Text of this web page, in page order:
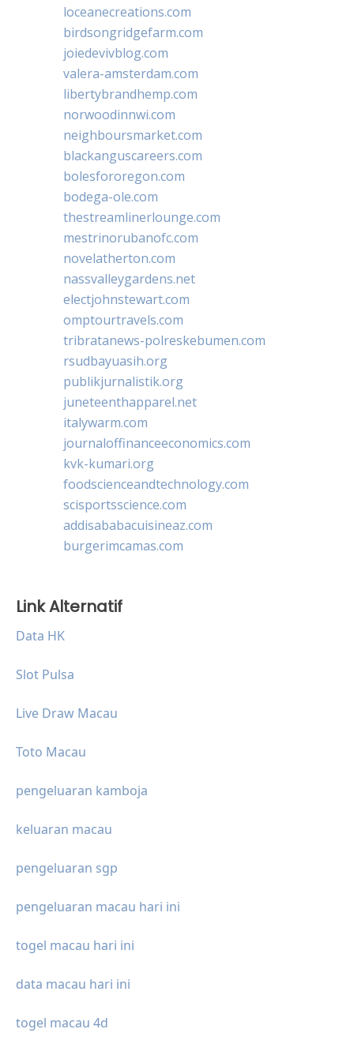
loceanecreations.com
birdsongridgefarm.com
joiedevivblog.com
valera-amsterdam.com
libertybrandhemp.com
norwoodinnwi.com
neighboursmarket.com
blackanguscareers.com
bolesfororegon.com
bodega-ole.com
thestreamlinerlounge.com
mestrinorubanofc.com
novelatherton.com
nassvalleygardens.net
electjohnstewart.com
omptourtravels.com
tribratanews-polreskebumen.com
rsudbayuasih.org
publikjurnalistik.org
juneteenthapparel.net
italywarm.com
journaloffinanceeconomics.com
kvk-kumari.org
foodscienceandtechnology.com
scisportsscience.com
addisababacuisineaz.com
burgerimcamas.com
Link Alternatif
Data HK
Slot Pulsa
Live Draw Macau
Toto Macau
pengeluaran kamboja
keluaran macau
pengeluaran sgp
pengeluaran macau hari ini
togel macau hari ini
data macau hari ini
togel macau 4d